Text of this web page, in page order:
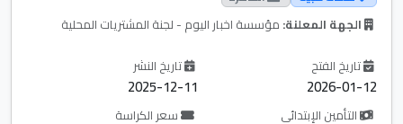
الجهة المعلنة: مؤسسة اخبار اليوم - لجنة المشتريات المحلية
تاريخ الفتح
2026-01-12
تاريخ النشر
2025-12-11
التأمين الإبتدائي سعر الكراسة